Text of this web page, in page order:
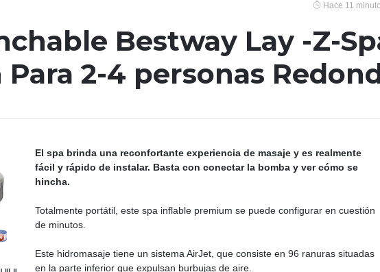
Hace 11
Bestway Lay -Z-
Para 2-4 personas
El spa brinda una reconfortante experiencia de masaje y es realmente
fácil y rápido de instalar. Basta con conectar la bomba y ver cómo se
hincha.
Totalmente portátil, este spa inflable premium se puede configurar en cuestión
de minutos.
Este hidromasaje tiene un sistema AirJet, que consiste en 96 ranuras situadas
en la parte inferior que expulsan burbujas de aire.